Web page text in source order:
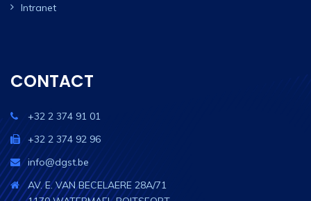
Intranet
CONTACT
+32 2 374 91 01
+32 2 374 92 96
info@dgst.be
AV. E. VAN BECELAERE 28A/71